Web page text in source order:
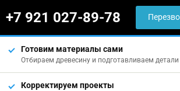
+7 921 027-89-78
Готовим материалы сами
Отбираем древесину и подготавливаем
Корректируем проекты